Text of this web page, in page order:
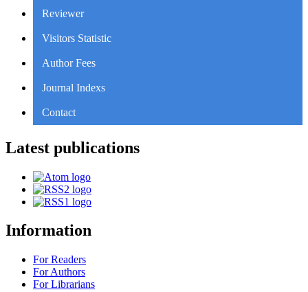
Reviewer
Visitors Statistic
Author Fees
Journal Indexs
Contact
Latest publications
Information
For Readers
For Authors
For Librarians